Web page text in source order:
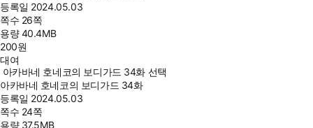
등록일 2024.05.03
쪽수 26쪽
용량40.4MB
200원
대여
아카바네 호네코의 보디가드 34화 선택
아카바네 호네코의 보디가드 34화
등록일 2024.05.03
쪽수 24쪽
용량 37.5MB